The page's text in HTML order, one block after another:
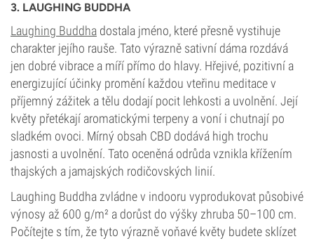
CBD
0–1 %
Typ kvetení
Fotoperioda
3. LAUGHING BUDDHA
Laughing Buddha dostala jméno, které přesně vystihuje
charakter jejího rauše. Tato výrazně sativní dáma rozdává
jen dobré vibrace a míří přímo do hlavy. Hřejivé, pozitivní a
energizující účinky promění každou vteřinu meditace v
příjemný zážitek a tělu dodají pocit lehkosti a uvolnění. Její
květy přetékají aromatickými terpeny a voní i chutnají po
sladkém ovoci. Mírný obsah CBD dodává high trochu
jasnosti a uvolnění. Tato oceněná odrůda vznikla křížením
thajských a jamajských rodičovských linií.
Laughing Buddha zvládne v indooru vyprodukovat působivé
výnosy až 600 g/m² a dorůst do výšky zhruba 50–100 cm.
Počítejte s tím, že tyto výrazně voňavé květy budete sklízet